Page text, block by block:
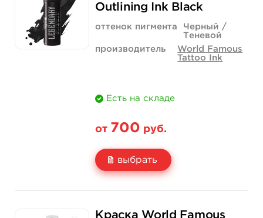
Количество купить
Outlining Ink Black
оттенок пигмента
Черный /
Теневой
производитель
World Famous
Tattoo Ink
Есть на складе
от 700 руб.
выбрать
Краска World Famous